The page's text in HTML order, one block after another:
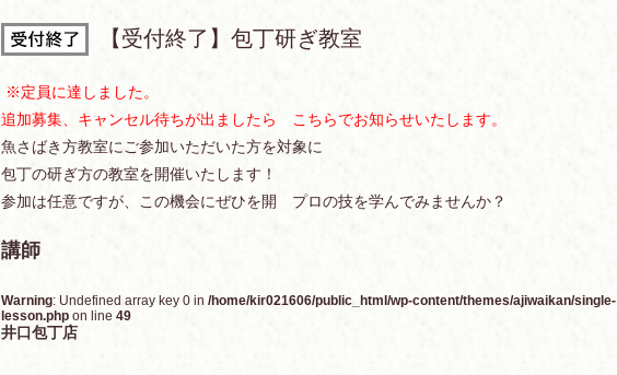
【受付終了】包丁研ぎ教室
※定員に達しました。
追加募集、キャンセル待ちが出ましたら こちらでお知らせいたします。
魚さばき方教室にご参加いただいた方を対象に
包丁の研ぎ方の教室を開催いたします！
参加は任意ですが、この機会にぜひを開 プロの技を学んでみませんか？
講師
Warning: Undefined array key 0 in /home/kir021606/public_html/wp-content/themes/ajiwaikan/single-
lesson.php on line 49
井口包丁店